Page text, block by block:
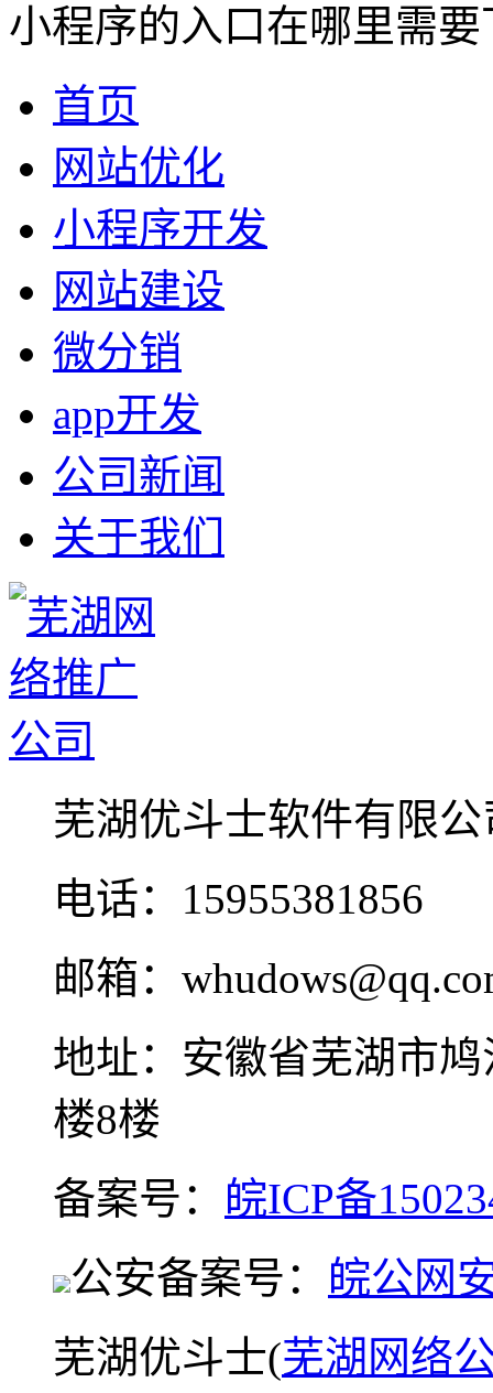
小程序的入口在哪里需要
首页
网站优化
小程序开发
网站建设
微分销
app开发
公司新闻
关于我们
芜湖优斗士软件有限公
电话：15955381856
邮箱：
地址：安徽省芜湖市
楼8楼
备案号： 皖ICP备
公安备案号： 皖公网
芜湖优斗士(芜湖网络